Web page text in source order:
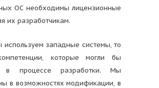
ОС необходимы лицензионные
их разработчикам.
используем западные системы, то
которые могли бы
в процессе разработки. Мы
в возможностях модификации, в